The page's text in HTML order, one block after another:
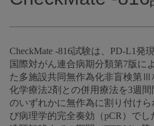
CheckMate -816試験は、PD-L1
国際対がん連合病期分類第7版に
た多施設共同無作為化非盲検第Ⅲ
化学療法2剤との併用療法を3週
のいずれかに無作為に割り付け
び病理学的完全奏効（pCR）でし